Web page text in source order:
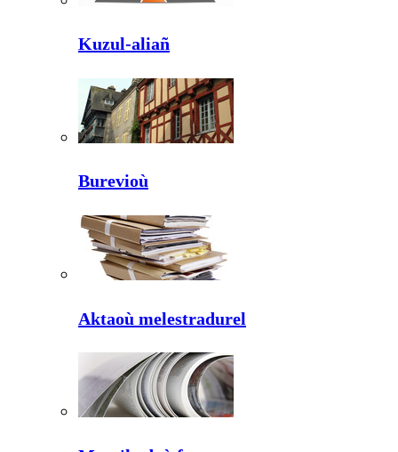
Kuzul-aliañ
Burevioù
Aktaoù melestradurel